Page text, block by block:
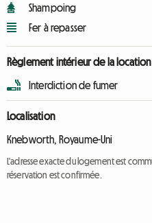
Shampoing
Fer à repasser
Règlement intérieur de la location
Interdiction de fumer
Localisation
Knebworth, Royaume-Uni
L'adresse exacte du logement est
réservation est confirmée.